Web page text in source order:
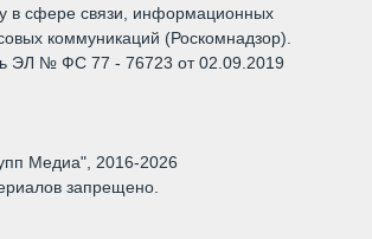
в сфере связи, информационных
коммуникаций (Роскомнадзор).
ЭЛ № ФС 77 - 76723 от 02.09.2019
Медиа", 2016-2026
запрещено.